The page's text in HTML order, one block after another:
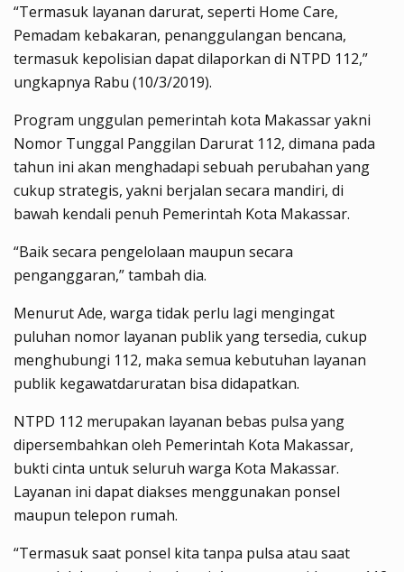
“Termasuk layanan darurat, seperti Home Care,
Pemadam kebakaran, penanggulangan bencana,
termasuk kepolisian dapat dilaporkan di NTPD 112,”
ungkapnya Rabu (10/3/2019).
Program unggulan pemerintah kota Makassar yakni
Nomor Tunggal Panggilan Darurat 112, dimana pada
tahun ini akan menghadapi sebuah perubahan yang
cukup strategis, yakni berjalan secara mandiri, di
bawah kendali penuh Pemerintah Kota Makassar.
“Baik secara pengelolaan maupun secara
penganggaran,” tambah dia.
Menurut Ade, warga tidak perlu lagi mengingat
puluhan nomor layanan publik yang tersedia, cukup
menghubungi 112, maka semua kebutuhan layanan
publik kegawatdaruratan bisa didapatkan.
NTPD 112 merupakan layanan bebas pulsa yang
dipersembahkan oleh Pemerintah Kota Makassar,
bukti cinta untuk seluruh warga Kota Makassar.
Layanan ini dapat diakses menggunakan ponsel
maupun telepon rumah.
“Termasuk saat ponsel kita tanpa pulsa atau saat